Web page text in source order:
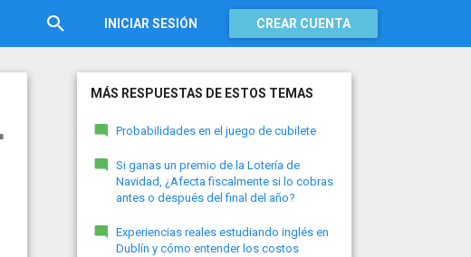
INICIAR SESIÓN CREAR CUENTA
MÁS RESPUESTAS DE ESTOS TEMAS
Probabilidades en el juego de cubilete
Si ganas un premio de la Lotería de
Navidad, ¿Afecta fiscalmente si lo cobras
antes o después del final del año?
Experiencias reales estudiando inglés en
Dublín y cómo entender los costos